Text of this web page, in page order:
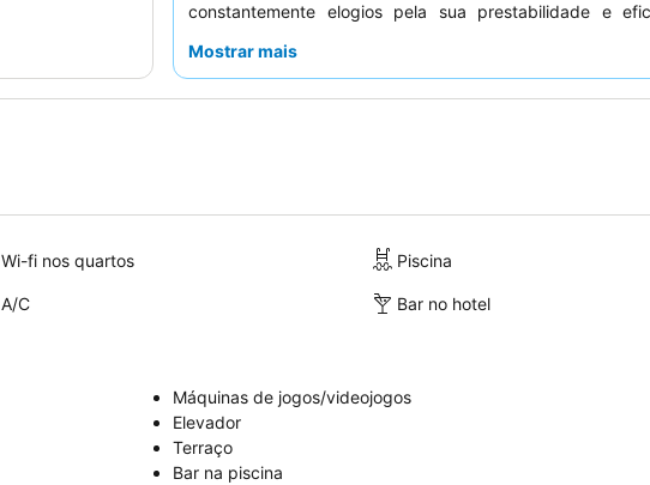
constantemente elogios pela sua prestabilidade e
grande variedade de opções frescas e saborosas.
Mostrar mais
Wi-fi nos quartos Piscina
A/C
Bar no hotel
Máquinas de jogos/videojogos
Elevador
Terraço
Bar na piscina